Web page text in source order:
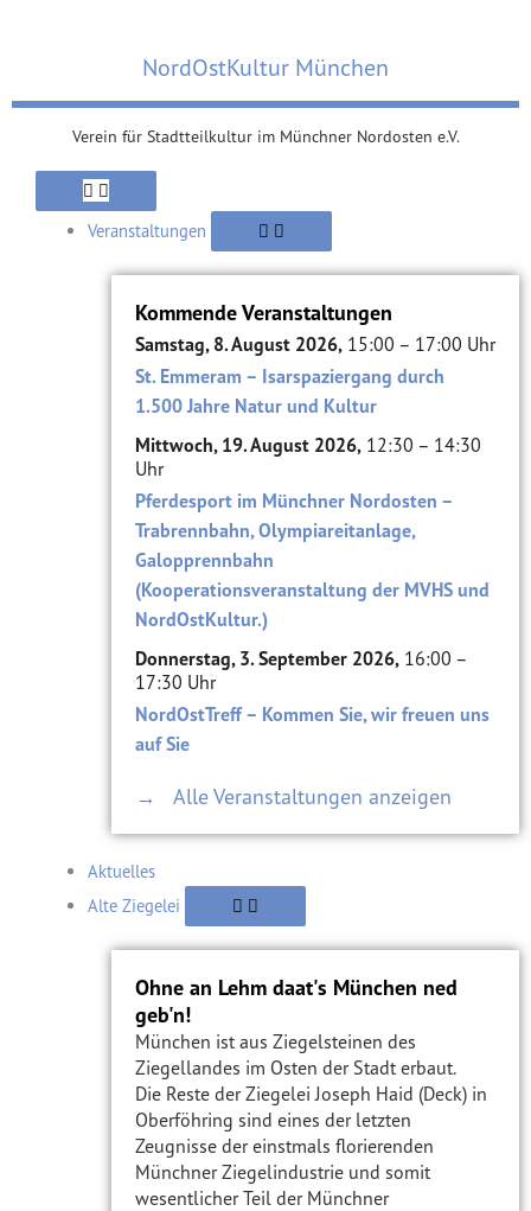
NordOstKultur München
Verein für Stadtteilkultur im Münchner Nordosten e.V.
Veranstaltungen
Kommende Veranstaltungen
Samstag, 8. August 2026,15:00 – 17:00 Uhr
St. Emmeram – Isarspaziergang durch
1.500 Jahre Natur und Kultur
Mittwoch, 19. August 2026,12:30 – 14:30
Uhr
Pferdesport im Münchner Nordosten –
Trabrennbahn, Olympiareitanlage,
Galopprennbahn
(Kooperationsveranstaltung der MVHS und
NordOstKultur.)
Donnerstag, 3. September 2026,16:00 –
17:30 Uhr
NordOstTreff – Kommen Sie, wir freuen uns
auf Sie
→ Alle Veranstaltungen anzeigen
Aktuelles
Alte Ziegelei
Ohne an Lehm daat's München ned
geb'n!
München ist aus Ziegelsteinen des
Ziegellandes im Osten der Stadt erbaut.
Die Reste der Ziegelei Joseph Haid (Deck) in
Oberföhring sind eines der letzten
Zeugnisse der einstmals florierenden
Münchner Ziegelindustrie und somit
wesentlicher Teil der Münchner